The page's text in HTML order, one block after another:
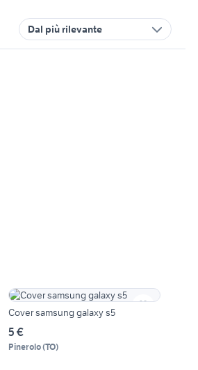
Dal più rilevante
Cover samsung galaxy s5
5 €
Pinerolo(TO)